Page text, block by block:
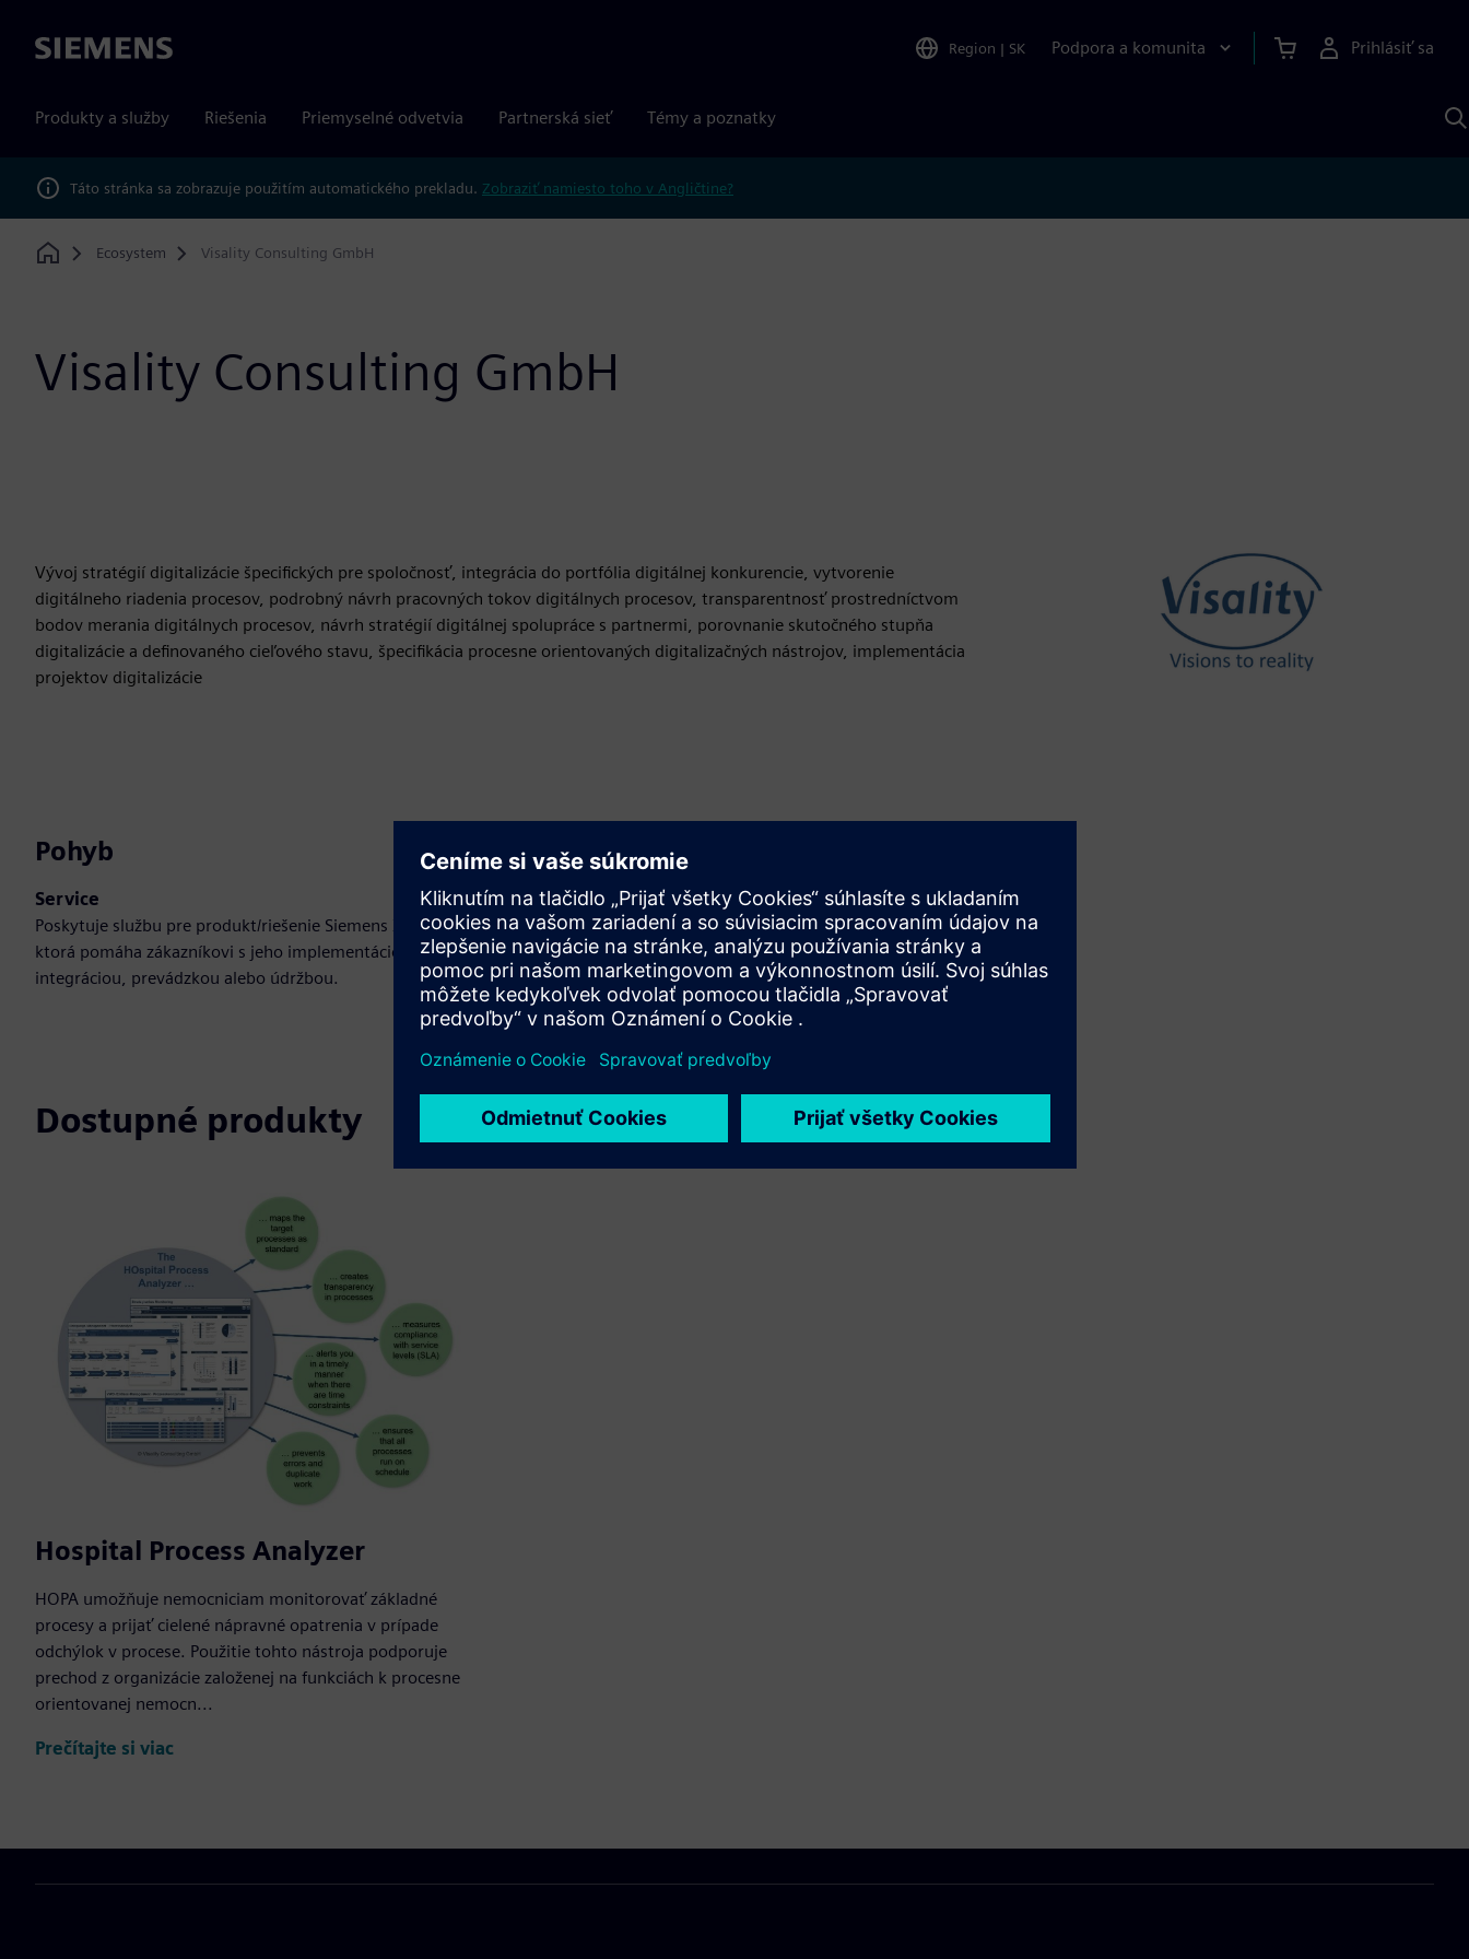
Siemens Region | SK Podpora a komunita Prihlásiť sa
Produkty a služby Riešenia Priemyselné odvetvia Partnerská sieť Témy a poznatky
Táto stránka sa zobrazuje použitím automatického prekladu. Zobraziť namiesto toho v Angličtine?
Home
Ecosystem Visality Consulting GmbH
Visality Consulting GmbH
Vývoj stratégií digitalizácie špecifických pre spoločnosť, integrácia do portfólia digitálnej konkurencie, vytvorenie
digitálneho riadenia procesov, podrobný návrh pracovných tokov digitálnych procesov, transparentnosť prostredníctvom
bodov merania digitálnych procesov, návrh stratégií digitálnej spolupráce s partnermi, porovnanie skutočného stupňa
digitalizácie a definovaného cieľového stavu, špecifikácia procesne orientovaných digitalizačných nástrojov, implementácia
projektov digitalizácie
Pohyb
Service
Poskytuje službu pre produkt/riešenie Siemens Xcelerator,
ktorá pomáha zákazníkovi s jeho implementáciou,
integráciou, prevádzkou alebo údržbou.
Dostupné produkty
Hospital Process Analyzer
HOPA umožňuje nemocniciam monitorovať základné
procesy a prijať cielené nápravné opatrenia v prípade
odchýlok v procese. Použitie tohto nástroja podporuje
prechod z organizácie založenej na funkciách k procesne
orientovanej nemocn...
Prečítajte si viac